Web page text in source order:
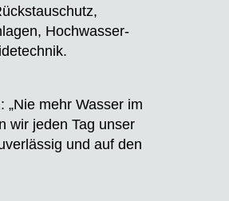
Hoch­was­ser­
„Nie mehr Was­ser im
wir jeden Tag unser
und auf den